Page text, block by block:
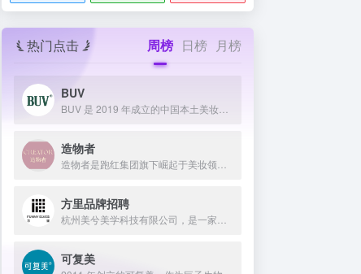
热门点击 周榜 日榜 月榜
BUV
造物者
方里品牌招聘
可复美